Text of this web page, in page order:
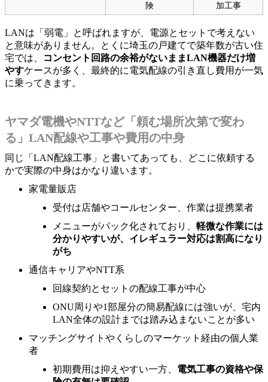
険
加工事
LANは「弱電」と呼ばれますが、電源とセットで考えない
と意味がありません。とくに埼玉の戸建てで築年数が古い住
宅では、
コンセント回路の余裕がないままLAN機器だけ増
やすケースが多く、最終的に電気配線の引き直し費用が一気
に乗ってきます。
ヤマダ電機やNTTなど「頼む場所次第で変わ
る」LAN配線や工事や費用の中身
同じ「LAN配線工事」と書いてあっても、どこに依頼する
かで実際の中身はかなり違います。
家電量販店
受付は店舗やコールセンター、作業は提携業者
メニューがパック化されており、 軽微な作業には
分かりやすいが、イレギュラー対応は割高になり
がち
通信キャリアやNTT系
回線契約とセットの配線工事が中心
ONU周りや1部屋分の簡易配線には強いが、宅内
LAN全体の設計までは踏み込まないことが多い
マッチングサイトやくらしのマーケット経由の個人業
者
初期費用は抑えやすい一方、 電気工事の資格や保